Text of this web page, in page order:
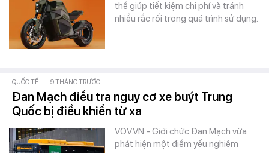
thể giúp tiết kiệm chi phí và tránh
nhiều rắc rối trong quá trình sử dụng.
QUỐC TẾ - 9 THÁNG TRƯỚC
Đan Mạch điều tra nguy cơ xe buýt Trung
Quốc bị điều khiển từ xa
VOV.VN - Giới chức Đan Mạch vừa
phát hiện một điểm yếu nghiêm